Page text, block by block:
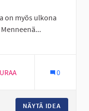
on myös ulkona
Seinäjoki
0
NÄYTÄ IDEA